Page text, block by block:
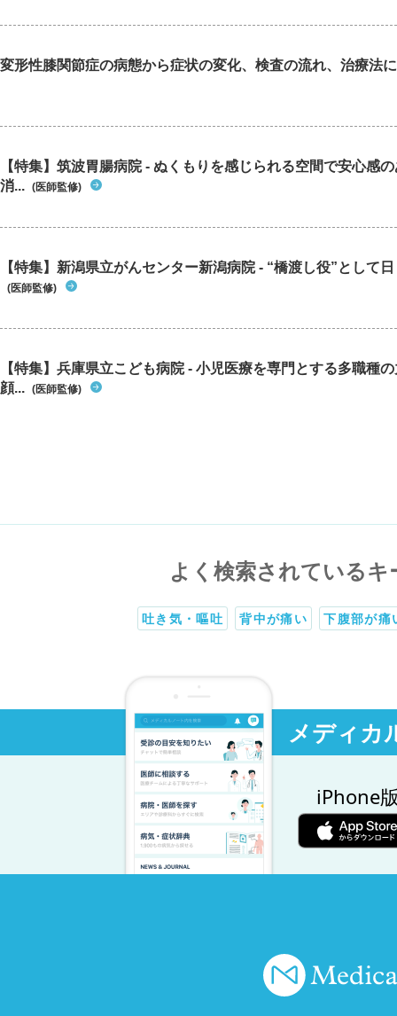
変形性膝関節症の病態から症状の変化、検査の流れ、治療法
【特集】筑波胃腸病院 - ぬくもりを感じられる空間で安心感
消... (医師監修)
【特集】新潟県立がんセンター新潟病院 - “橋渡し役”として
(医師監修)
【特集】兵庫県立こども病院 - 小児医療を専門とする多職種
顔... (医師監修)
よく検索されているキ
吐き気・嘔吐 背中が痛い 下腹部が痛
メディカ
iPhone